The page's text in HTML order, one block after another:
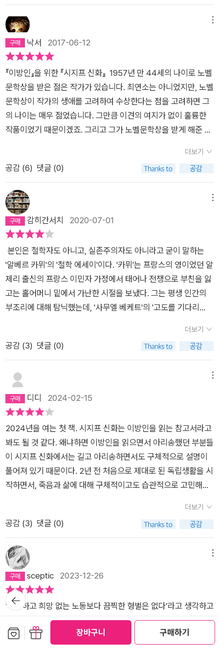
장바구니 구매하기
역시 좋은 번역이 아니다. (204page)얼굴 없는 '신성'의 '측량'에
서 어찌 '명철성'이 ~주어와 술어를 가깝게 붙여야 독자로 하여금
오독의 위험성을 줄일 수 있다. 그러나 이 책의 역자는 그러한 기
초도 찾아볼 수 없다. (205 page)'내가' 진실로 절망적인 사상은
래의 희망이 송두리째 배제된 상황에서 행복한 인간의 삶을 묘사
하는 작품이라고 '말한다면' ~ 내가 ~ 말한다면 사이에 얼마나 많
은 단어들이 나열되었는지를 보라. 차라리 ~~~~ 라고 내가 말
한다면 ~ 이라고 나가는게 깔끔하다. 역시 질 낮은 낡은 번역투
문장이다. 주어 술어가 과도하게 벌어진 것은 그렇다고 치자. 술
어가 아예 날아가버린 문장도 보인다. (116 page)그들은 '돈 후
안이 지체 높은 가문 출생이므로 벌을 받지 않도록 되어 있었지만
하늘이 벼락을 내려 ~ 그들은 '돈 후안이 지체 높은 가문 출생이
므로 벌을 받지 않도록 되어 있었지만 그의 방탕과 불경함에 끝장
을 내고자 했던 것이다.'...... '그들은'으로 시작하여 그들은에 호응
하는 술어가 없는데 갑자기 문장이 종결된다. 그리고 그 후 ~ 하
며 다른 문장이 시작된다. 아마도.... 그들은 '돈 후안이 지체 높은
가문 출생이므로 벌을 받지 않도록 되어 있었지만 그의 방탕과 불
경함에 끝장을 내고자 했던 것이다.' (라고 기록했다.) 정도의 내
용이 사라진 것으로 보인다. 다음의 문장은 그냥 던져놓고 독자
네들이 알아서 이해하라는 식이다. (71 page)'이 관념의 신세계
서로 협력한다.'번역서가 좋은게 무엇인가? 아래 원주들은 착실
히 번역해두었으면서 왜 난해하거나 독자의 이해를 방해하거나
추가 설명이 필요한 부분에서는 정작 역자는 입을 다물고있다. 과
도한 명사구 사용과 남발은 한국어의 표피만을 뒤집어 썼을 뿐 한
가슴 속에 깃든, 환원될 수 없고 정열에 찬 모든 것이 함께 그의
삶에 '맞서 거부'를 고무한다. '맞서 거부'를 고무한다. 정말 이 번
역서에 대해 맞서서 거부하고 싶을 정도다. '전연'은 거의 부정어
와 쓰이는 어휘이다. (86page) 왜냐하면 이 문제는 '전연' 다른
방식으로 신의 문제에 결부되기 때문이다.아마도 역자는 '왜냐하
면 이 문제는 '전혀' 다른 방식으로 신의 문제에 결부되기 때문이
다.' 정도를 표현하고 싶었던 것 같은데 왜 이렇게 쓴 지 알길이 없
다. 전연은 앞에서도 말했지만 으레 부정어와 호응하여 다음과 같
이 쓰인다. '나는 탁구를 전연 못한다.'이 정도까지만 하자. 이 책
이 책을 한 학기 정도로 번역 스터디를 구성해 서로 서로 오류를
수정하고 문장을 뜯어 고쳐보면서 문장력도 기르고 한국어에 대
한 이해도 증진시키는 기회로 삼는 것이 첫번째 효용이 될 것이
다. 이 시지프신화 번역은 현대 번역 이론 기준으로 보자면 하지
말아야 할 번역 오류와 실수가 가득 담겨있어 번역 연습하기에 좋
다. 그게 아니면 이 책의 효용을 나로서는 찾기 힘들다. 아마 이미
카뮈에 대한 상당한 지식을 가진 이들이나, 고루하고 낡은 번역투
문장을 읽고 고통받으며 어떤 변태적 지적 쾌락을 유희하는 이들
이 던져온 질문이고, 부조리한 상황에 처한 인간의 원형으로 시지
프를 호명한 카뮈는 그 질문에 대한 답으로 깨어있으라, 순응하지
마라, 낙관을 가져라 라고 말한다. 챗바퀴 안에서 바둥거리는 일
상에 저항없이 함몰되지 말라는 강력한 권고다.어쩌면 이 에세이
람마다 다를 것이고, 나는 아마도 어느 지점에 바로 서있지 못한
채 확신없이 흔들리는 그런 불확실성에 포획되어 있겠지만, 스스
로 어떤 질문이든 던지고 있다는 건 다행이 아닌가라는 위안을 삼
아본다.- 삶의 의미야말로 질문들 중에서도 가장 절박한 질문인
것이다. 그 질문에 어떻게 대답할 것인가?- 16- 유일하게 일관성
있는 철학적 태도는 곧 반항이다. 반항은 인간과 그 자신의 어둠
의 끊임없는 대면이다. 반항은 삶에 가치를 부여한다. - 83- 나는
나의 자유 그리고 나의 열정이다. 오직 의식의 활동을 통해 나는
죽음으로의 초대였던 것을 삶의 법칙으로 바꾸어 놓는다. - 97-
인간은 인간 자신의 목적이다. 그의 하나밖에 없는 목적이다. 그
가 무엇인가가 되고자 한다면 그것은 바로 삶 속에서다. - 13520
18. nov.
낙서 2017-06-12
『이방인』을 위한 『시지프 신화』 1957년 만 44세의 나이로 노벨
문학상을 받은 젊은 작가가 있습니다. 최연소는 아니었지만, 노벨
문학상이 작가의 생애를 고려하여 수상한다는 점을 고려하면 그
의 나이는 매우 젊었습니다. 그만큼 이견의 여지가 없이 훌륭한
작품이었기 때문이겠죠. 그리고 그가 노벨문학상을 받게 해준 작
가는 바로 ‘알베르 카뮈 Albert Camus'입니다. 참고로 최연소 노
벨문학상 수상자는 ’러디어드 키플링 Rudyard Kipling‘으로 그
의 나이 만 42세에 수상하였고 그 유명한 『정글북 The Jungle
Book』 작가입니다. 카뮈의 『이방인』은 말하면 입이 아플 정도
로 유명한 고전입니다. 게다가 두껍지도 않아서 많은 분이 읽어보
셨으리라 생각합니다. 그런데 사실 카뮈의 『이방인』은 읽기는 쉬
더욱 공감하실 거로 생각합니다. 내용이 복잡할 것도 없음에도 고
개를 갸웃하게 만들기 때문이겠죠. ‘도대체 주인공은 왜?’라는 물
음을 가지지 않을 수가 없죠. 그래서 더러는 『이방인』이 왜 유명
하고 노벨문학상을 받기까지 한 것인지 도무지 이해 가지 않는다
고 말하는 분들도 계십니다. 저 역시 그랬습니다. 처음 『이방인』
을 읽고 나서 ‘이게 왜?’라고 말하진 않았지만 ‘뭐지?’라는 생각은
했었죠. 이후 요모조모 뜯어 살펴보고 어렴풋하게나마 『이방인』
어려웠죠. 이번에 『이방인』 서평을 쓰기로 마음먹고 나서도 『이
방인』을 좀 더 잘 이해하고 서평을 쓰고 싶었습니다. 스스로 이해
가 가지 않는 부분들을 그대로 남겨놓고 그냥 그럴듯하게 얕게 쓰
고 싶지는 않았거든요. 『이방인』을 조금 더 심도 있게 이해하기
위해서는 카뮈가 어떤 생각을 했는지 살펴볼 필요가 있습니다. 그
리고 이에 대해 카뮈는 아주 친절하게도(?) 『이방인』에 담긴 자
기 생각을 글로 정리하였습니다. 바로 같은 해 출간한 『시지프 신
화 Le Mythe de Sisyphe』입니다. 굳이 ‘친절하게도’라는 말 뒤
에 ‘?’를 붙인 까닭이 궁금하실 수도 있겠습니다. 이는 『시지프 신
말하면 『시지프 신화』가 매우 어렵기 때문이죠. 『이방인』을 더 잘
이해할 수 있을 기대감에 펼쳤던 『시지프 신화』를 읽으며 부족한
제 머리를 얼마나 나무랐는지 모르겠습니다. 하지만 여러 번 머리
를 쥐어 싸매며 『시지프 신화』를 읽고 다시 『이방인』을 읽었을 때
의 그 충격이란! 전에 쉽사리 이해 가지 않던 주인공 ‘뫼르소’의
행동과 생각이 이해가 가고, 감탄하며 『이방인』을 다시 읽었습니
다. 실로 즐거운 경험이었어요. 그리고 카뮈의 노벨문학상 수상에
조금도 의구심을 품지 않게 되었습니다. 그래서 『이방인』 서평
을 쓰기에 앞서서 『시지프 신화』를 먼저 이야기해보려 합니다. 제
능력이 닿는 데까지 최대한 이해하기 쉽게 설명을 해보려 해
더보기
공감 (6) 댓글 (0)
감히간서치 2020-07-01
본인은 철학자도 아니고, 실존주의자도 아니라고 굳이 말하는
'알베르 카뮈'의 '철학 에세이'이다. ​'카뮈'는 프랑스의 영이었던 알
제리 출신의 프랑스 이민자 가정에서 태어나 전쟁으로 부친을 잃
고는 홀어머니 밑에서 가난한 시절을 보냈다. 그는 평생 인간의
부조리에 대해 탐닉했는데, '사무엘 베케트'의 '고도를 기다리
를 돌아보며 그리고 끊임없이 기다리는 일만을 일삼는 두 주인공
의 행위에 대해 먹먹했음이 떠오르기도 했다.이 작품은 같은 해
간을 이룬다고도 한다. 책의 초반부에 참으로 진지한 철학적 문제
는 오직 하나뿐이다. 그것은 바로 '자살'이다. 인생이 살 가치가 있
느냐 없느냐를 판단하는 것이야말로 철학의 근본 문제에 답하는
들려왔다. 우울증이라고도 한다. 마음의 병이 육신의 병보다 더
고통스러울 수 있음을 다시 한번 생각해 보기도 했다. 그런데 이
분, '카뮈'는 이 명제를 어떻게 끌고 나가려는 걸까? '이방인'의 강
렬했음을 떠올렸다.​그러나 그는 '반항'을 역설한다. 깨어 있는 의
식을 가진 인간으로서, 궁극의 종말이 예정되어있지만, '반항'이
삶의 가치를 부여하고, 삶의 위대함을 회복시킨다고..​그리고 '자
살'을 거부한다고, 덕, 예술, 음악, 무용, 이성, 정신과 같은 이 땅
엇, 무엇인가 세련되고 광적인, 또는 신성한 그 무엇이 생겨난다
고..​여러 철학자들의 이름이 나오고, 토스토예프스키의 '카라마조
프의 형제들', 그리고 '악령'이 등장한다. '악령'은 차마 못 읽고 있
는데, 이참에 읽어야 하나 하는 의무감? 호기심?..​'시지프스'는 신
들로부터 산꼭대기까지 바위를 끊임없이 굴러 올리는 형벌을 받
로 인해 다시 아래로 굴러떨어지고, '시지프스'는 밑으로 내려가
서 또 들어서 위로 올리는 반복을 되풀이한다. '시지프스'의 이 무
더보기
공감 (3) 댓글 (0)
디디 2024-02-15
2024년을 여는 첫 책. 시지프 신화는 이방인을 읽는 참고서라고
봐도 될 것 같다. 왜냐하면 이방인을 읽으면서 아리송했던 부분들
이 시지프 신화에서는 길고 아리송하면서도 구체적으로 설명이
풀어져 있기 때문이다. 2년 전 처음으로 제대로 된 독립생활을 시
작하면서, 죽음과 삶에 대해 구체적이고도 습관적으로 고민해본
다고 하겠다. 아니 생각해보면 신이 죽은 사회에서 현대인이 자신
의 삶에 대해 내릴 수 있는 결론은 한정적이지 않나 싶다. 우리에
는 데는 상당한 용기가 필요하다. 본인이 삶을 살 가치가 있는지
없는지 생각하는 것과는 별개로 말이다. 이러한 상황에서 개인이
내릴 수 있는 최선의 결론은 자신에게 주어진 이 하나뿐인 삶에
충실하는 것밖에 더 있을까? 하고 싶은 말은 작년 말 이방인을 읽
고 나서 다 해버렸기에 같은 말을 반복할 필요는 없을 것이다. 난
해한 비유와 설명이 가득한 시지프신화 였지만 그렇기에 군데군
데 이해가 가는 부분이 등장할 때면 그렇게 반가울 수가 없었다.
더보기
공감 (3) 댓글 (0)
sceptic 2023-12-26
‘무용하고 희망 없는 노동보다 끔찍한 형벌은 없다’라고 생각하고
사는 대부분의 사람들에게 카뮈는 삶의 ‘의미’를 묻는다. 그래서
자살할 거니? “참으로 진지한 철학적 문제는 오직 하나뿐이다.
뒤로가
기